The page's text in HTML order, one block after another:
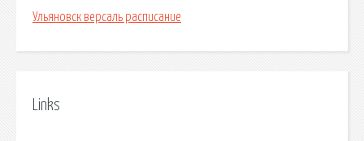
Ульяновск версаль расписание
Links